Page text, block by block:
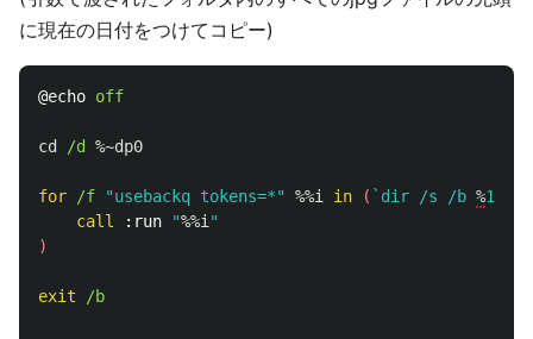
に現在の日付をつけてコピー)
@echo off
cd /d %~dp0
for /f "usebackq tokens=*" %%i in ( `dir /s /b %
call
:run "%%i "
)
exit /b